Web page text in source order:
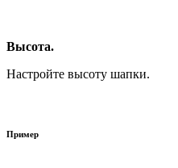
Высота.
Настройте высоту шапки.
Пример